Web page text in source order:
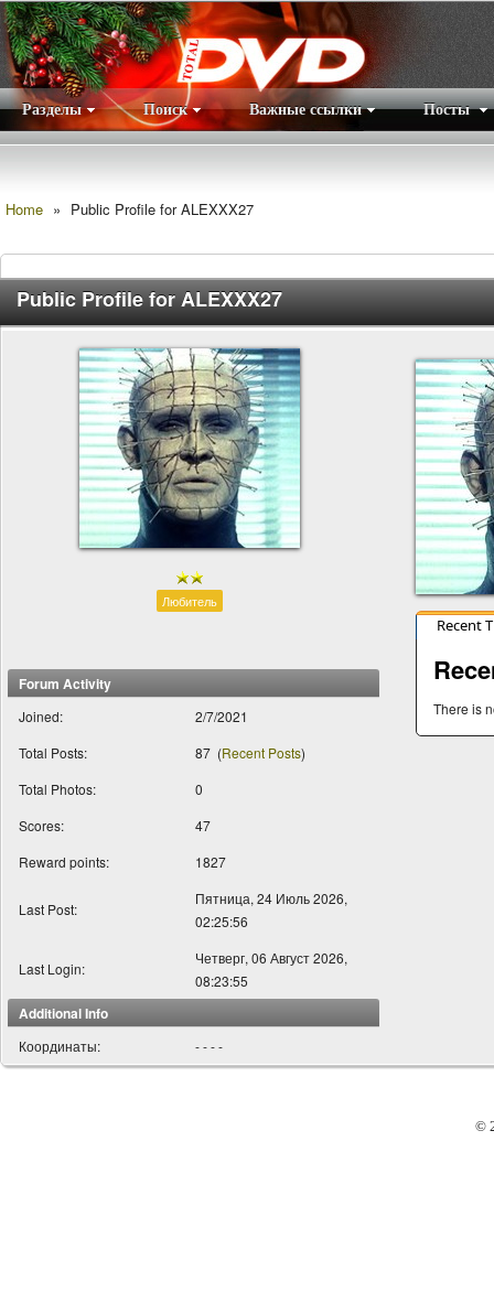
Разделы Поиск Важные ссылки Посты
Home » Public Profile for ALEXXX27
Public Profile for ALEXXX27
Любитель
Forum Activity
Joined:
2/7/2021
Total Posts:
87 (Recent Posts)
Total Photos:
0
Scores:
47
Reward points:
1827
Last Post:
Пятница, 24 Июль 2026,
02:25:56
Last Login:
Четверг, 06 Август 2026,
08:23:55
Additional Info
Координаты: - - - -
Recent
There is
©